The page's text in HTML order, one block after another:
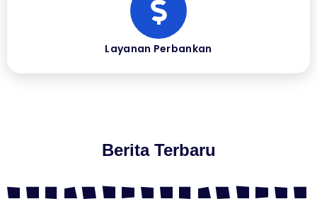
Layanan Perbankan
Berita Terbaru